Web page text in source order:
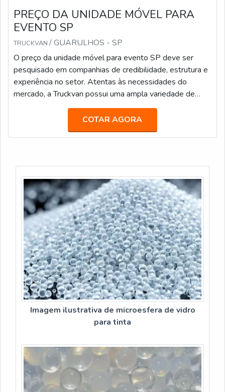
PREÇO DA UNIDADE MÓVEL PARA
EVENTO SP
TRUCKVAN / GUARULHOS - SP
O preço da unidade móvel para evento SP deve ser
pesquisado em companhias de credibilidade, estrutura e
experiência no setor. Atentas às necessidades do
mercado, a Truckvan possui uma ampla variedade de
unidades móveis prontas no seu portfólio de locação,
tais como: Veículos de Luxo para Transporte Executivo
(JetBus e JetVan); Food Truck; Diversas carretas,
Espaço VIP, Sala de Imprensa, e infinitas
COTAR AGORA
Imagem ilustrativa de microesfera de vidro
para tinta